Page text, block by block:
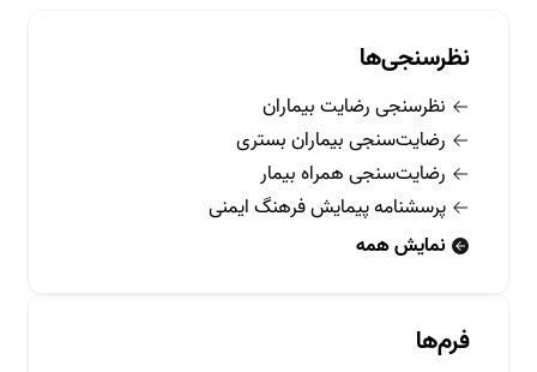
نظرسنجی‌ها
نظرسنجی رضایت بیماران
رضایت‌سنجی بیماران بستری
رضایت‌سنجی همراه بیمار
پرسشنامه پیمایش فرهنگ ایمنی
نمایش همه
فرم‌ها